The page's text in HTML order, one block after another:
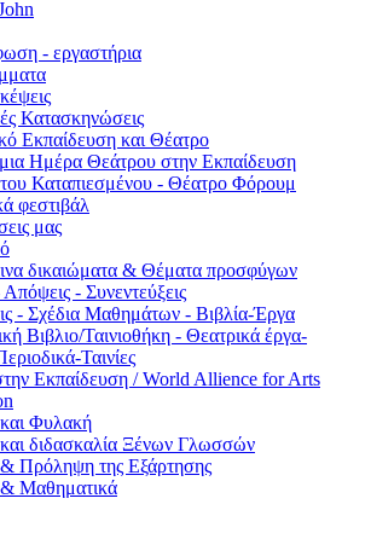
- εργαστήρια
Κατασκηνώσεις
Εκπαίδευση και Θέατρο
Ημέρα Θεάτρου στην Εκπαίδευση
Καταπιεσμένου - Θέατρο Φόρουμ
φεστιβάλ
μας
δικαιώματα & Θέματα προσφύγων
- Συνεντεύξεις
- Σχέδια Μαθημάτων - Βιβλία-Έργα
Βιβλιο/Ταινιοθήκη - Θεατρικά έργα-
Ταινίες
Εκπαίδευση / World Allience for Arts
Φυλακή
διδασκαλία Ξένων Γλωσσών
Πρόληψη της Εξάρτησης
Μαθηματικά